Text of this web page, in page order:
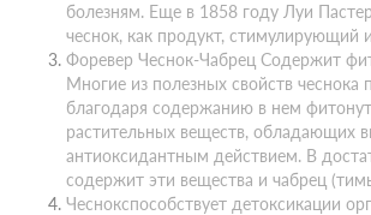
болезням. Еще в 1858 году Луи
чеснок, как продукт, стимулирующий
Форевер Чеснок-Чабрец Содержит
Многие из полезных свойств чеснока
благодаря содержанию в нем
растительных веществ, обладающих
антиоксидантным действием. В
содержит эти вещества и чабрец
Чеснокспособствует детоксикации